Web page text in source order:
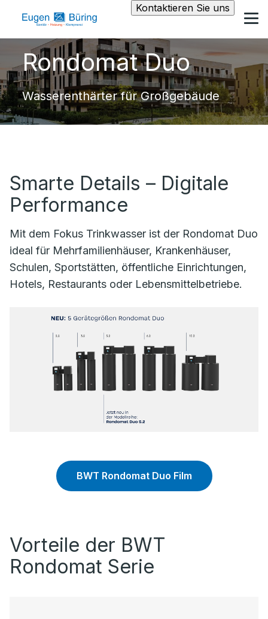
Kontaktieren Sie uns
Rondomat Duo
Wasserenthärter für Großgebäude
Smarte Details – Digitale
Performance
Mit dem Fokus Trinkwasser ist der Rondomat Duo
ideal für Mehrfamilienhäuser, Krankenhäuser,
Schulen, Sportstätten, öffentliche Einrichtungen,
Hotels, Restaurants oder Lebensmittelbetriebe.
BWT Rondomat Duo Film
Vorteile der BWT
Rondomat Serie